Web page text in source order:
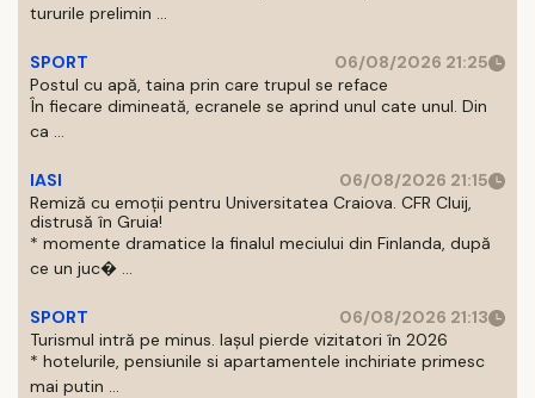
tururile prelimin ...
SPORT
06/08/2026 21:25
Postul cu apă, taina prin care trupul se reface
În fiecare dimineată, ecranele se aprind unul cate unul. Din
ca ...
IASI
06/08/2026 21:15
Remiză cu emoții pentru Universitatea Craiova. CFR Cluij,
distrusă în Gruia!
* momente dramatice la finalul meciului din Finlanda, după
ce un juc� ...
SPORT
06/08/2026 21:13
Turismul intră pe minus. Iașul pierde vizitatori în 2026
* hotelurile, pensiunile si apartamentele inchiriate primesc
mai putin ...